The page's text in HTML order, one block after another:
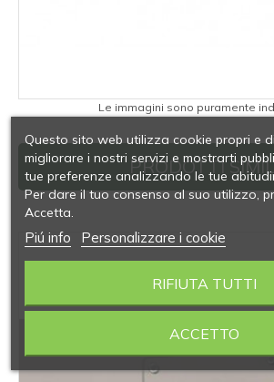
Le immagini sono puramente
PRODOTTI
Questo sito web utilizza cookie propri e
migliorare i nostri servizi e mostrarti
tue preferenze analizzando le tue
Per dare il tuo consenso al suo utilizzo,
Accetta.
Piú info Personalizzare i cookie
RIFIUTA TUTTI
ACCETTO